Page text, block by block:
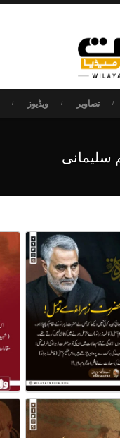
تصاویر ویڈیوز
سلیمانی